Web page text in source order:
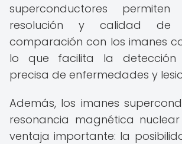
superconductores
resolución y calidad de
comparación con los imanes
lo que facilita la
precisa de enfermedades y
Además, los imanes
resonancia magnética
ventaja importante: la